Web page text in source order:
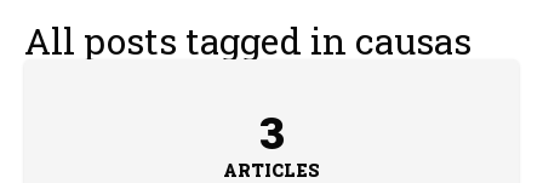
All posts tagged in causas
3
ARTICLES